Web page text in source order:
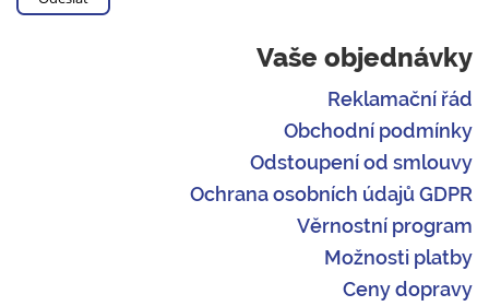
Vaše objednávky
Reklamační řád
Obchodní podmínky
Odstoupení od smlouvy
Ochrana osobních údajů GDPR
Věrnostní program
Možnosti platby
Ceny dopravy